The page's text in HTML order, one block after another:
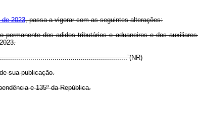
de 2023, passa a vigorar com as seguintes alterações:
dos adidos tributários e aduaneiros e dos
sua publicação.
e 135º da República.